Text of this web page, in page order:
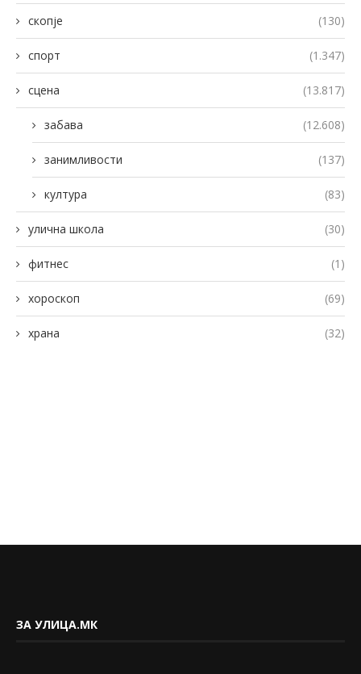
скопје (130)
спорт (1.347)
сцена (13.817)
забава (12.608)
занимливости (137)
култура (83)
улична школа (30)
фитнес (1)
хороскоп (69)
храна (32)
ЗА УЛИЦА.МК